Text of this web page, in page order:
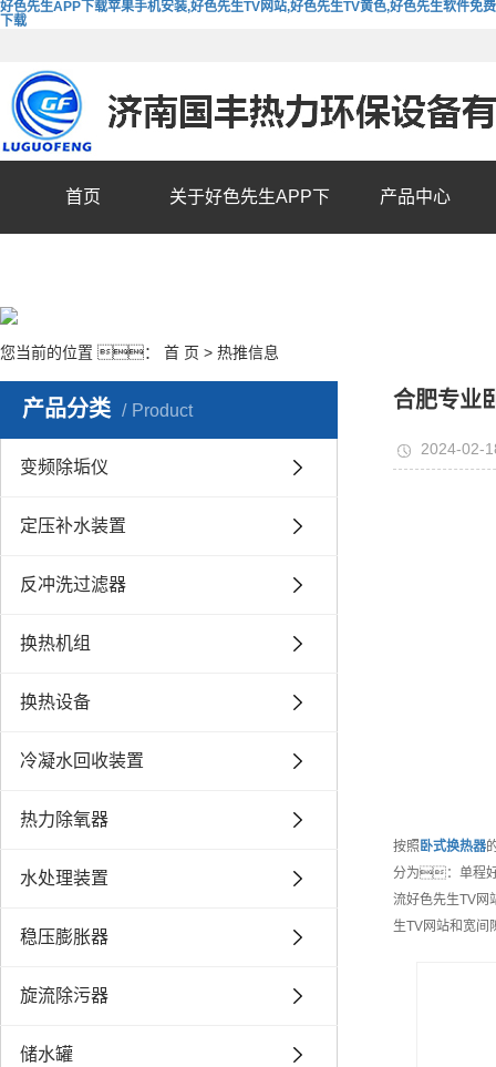
好色先生APP下载苹果手机安装,好色先生TV网站,好色先生TV黄色,好色先生软件免费
下载
首页 关于好色先生APP下 产品中心
您当前的位置 ： 首 页 > 热推信息
产品分类 Product
变频除垢仪
定压补水装置
反冲洗过滤器
换热机组
换热设备
冷凝水回收装置
热力除氧器
水处理装置
稳压膨胀器
旋流除污器
储水罐
合肥专业
2024-02-
按照 卧式换热器
分为：单程
流好色先生TV
生TV网站和宽